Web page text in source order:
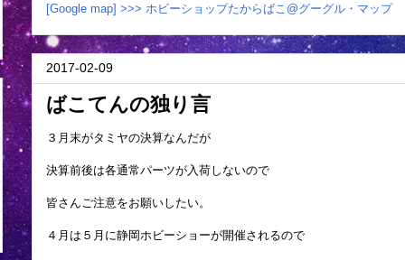
[Google map] >>> ホビーショップたからばこ@グーグル・マップ
2017-02-09
ばこてんの独り言
３月末がタミヤの決算なんだが
決算前後は各通常パーツが入荷しないので
皆さんご注意をお願いしたい。
４月は５月に静岡ホビーショーが開催されるので